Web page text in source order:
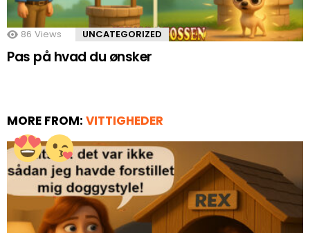
86 Views UNCATEGORIZED
Pas på hvad du ønsker
MORE FROM: VITTIGHEDER